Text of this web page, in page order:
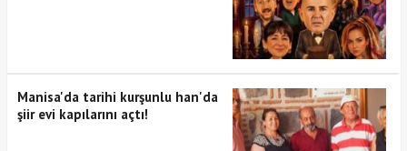
Manisa'da tarihi kurşunlu han'da
şiir evi kapılarını açtı!